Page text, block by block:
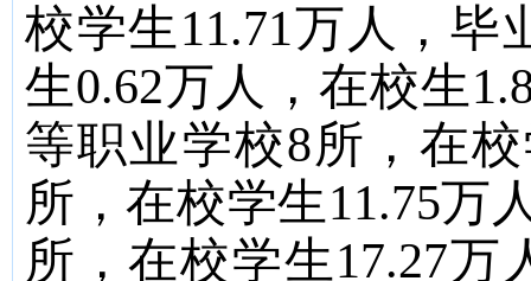
校学生11.71万人，毕
生0.62万人，在校生
等职业学校8所，在
所，在校学生11.75万
所，在校学生17.27万